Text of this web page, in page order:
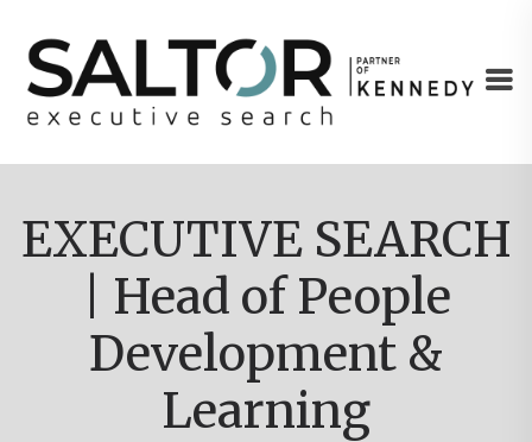
EXECUTIVE SEARCH
| Head of People
Development &
Learning